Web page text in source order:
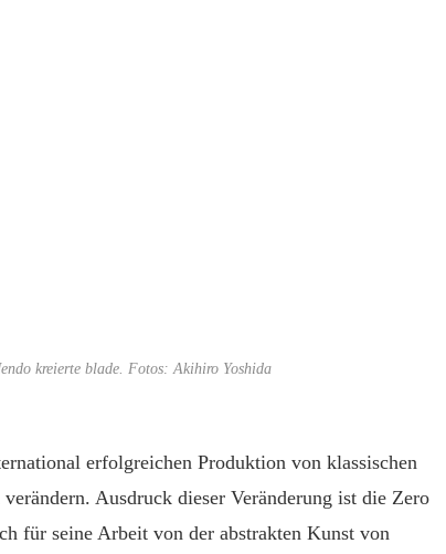
kreierte blade. Fotos: Akihiro Yoshida
erfolgreichen Produktion von klassischen
Ausdruck dieser Veränderung ist die Zero
für seine Arbeit von der abstrakten Kunst von